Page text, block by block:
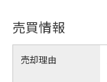
売買情報
売却理由